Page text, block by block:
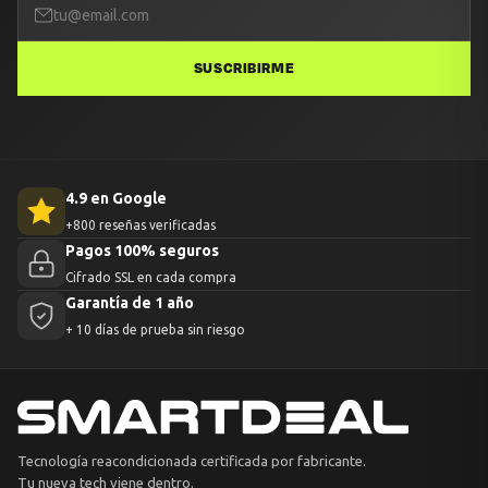
SUSCRIBIRME
4.9 en Google
+800 reseñas verificadas
Pagos 100% seguros
Cifrado SSL en cada compra
Garantía de 1 año
+ 10 días de prueba sin riesgo
Tecnología reacondicionada certificada por fabricante.
Tu nueva tech viene dentro.